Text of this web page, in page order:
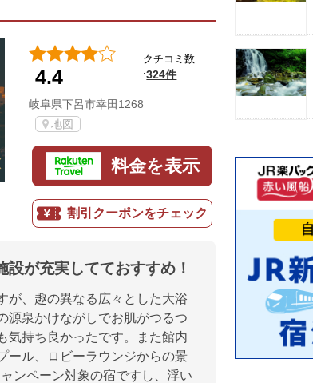
4.4
クチコミ数
:324件
岐阜県下呂市幸田1268
地図
料金を表示
割引クーポンをチェック
が充実してておすすめ！
が、趣の異なる広々とした大浴
源泉かけながしでお肌がつるつ
気持ち良かったです。また館内
ール、ロビーラウンジからの景
ンペーン対象の宿ですし、浮い